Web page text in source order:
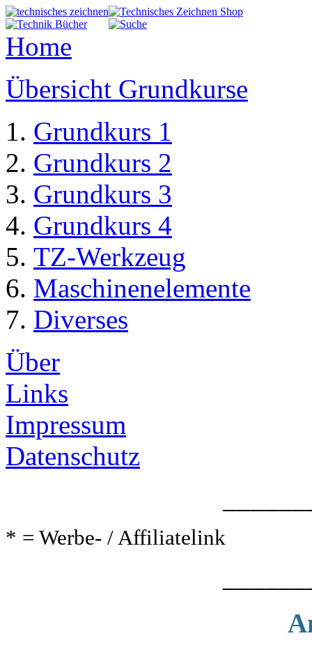
Home
Übersicht Grundkurse
Grundkurs 1
Grundkurs 2
Grundkurs 3
Grundkurs 4
TZ-Werkzeug
Maschinenelemente
Diverses
Über
Links
Impressum
Datenschutz
* = Werbe- / Affiliatelink